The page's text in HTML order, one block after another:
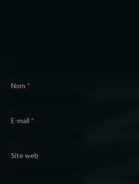
Nom *
E-mail *
Site web